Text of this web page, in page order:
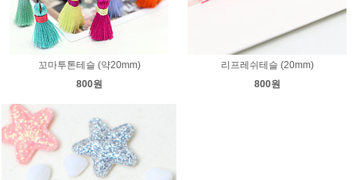
꼬마투톤테슬 (약20mm)
800원
리프레쉬테슬 (20mm)
800원